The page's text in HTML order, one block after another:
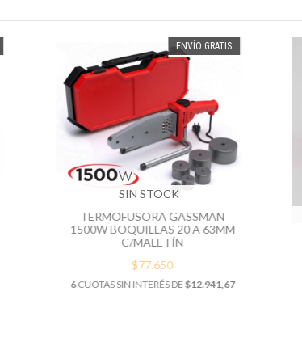
ENVÍO GRATIS
SIN STOCK
TERMOFUSORA GASSMAN
1500W BOQUILLAS 20 A 63MM
C/MALETÍN
$77.650
6CUOTAS SIN INTERÉS DE$12.941,67